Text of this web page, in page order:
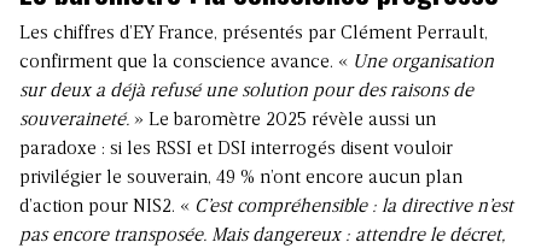
Les chiffres d’EY France, présentés par Clément Perrault,
confirment que la conscience avance. « Une organisation
sur deux a déjà refusé une solution pour des raisons de
souveraineté. » Le baromètre 2025 révèle aussi un
paradoxe : si les RSSI et DSI interrogés disent vouloir
privilégier le souverain, 49 % n’ont encore aucun plan
d’action pour NIS2. « C’est compréhensible : la directive n’est
pas encore transposée. Mais dangereux : attendre le décret,